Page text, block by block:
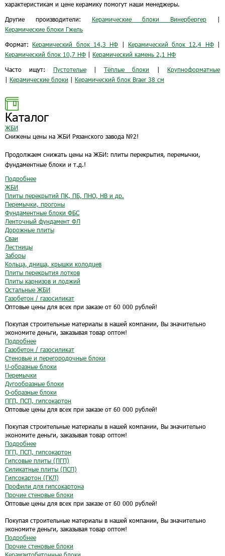
характеристикам и цене керамику помогут наши менеджеры.
Другие производители: Керамические блоки Винербергер
Керамические блоки Гжель
Формат:Керамический блок 14,3 НФ Керамический блок 12,4 НФ|
Керамический блок 10,7 НФ
Керамический камень 2,1 НФ
Часто ищут: Пустотелые|Тёплые блоки |Крупноформатные
Керамические блоки Керамический блок Braer 38 см
Каталог
ЖБИ
Снижены цены на ЖБИ Рязанского завода №2!
Продолжаем снижать цены на ЖБИ: плиты перекрытия, перемычки,
фундаментные блоки и т.д.!
Подробнее
ЖБИ
Плиты перекрытий ПК, ПБ, ПНО, НВ и др.
Перемычки, прогоны
Фундаментные блоки ФБС
Ленточный фундамент ФЛ
Дорожные плиты
Сваи
Лестницы
Заборы
Кольца, днища, крышки колодцев
Плиты перекрытия лотков
Плиты карнизов и лоджий
Остальные ЖБИ
Газобетон / газосиликат
Оптовые цены для всех при заказе от 60 000 рублей!
Покупая строительные материалы в нашей компании, Вы значительно
экономите деньги, заказывая товар оптом!
Подробнее
Газобетон / газосиликат
Стеновые и перегородочные блоки
U-образные блоки
Перемычки
Дугообразные блоки
O-образные блоки
ПГП, ПСП, гипсокартон
Оптовые цены для всех при заказе от 60 000 рублей!
Покупая строительные материалы в нашей компании, Вы значительно
экономите деньги, заказывая товар оптом!
Подробнее
ПГП, ПСП, гипсокартон
Гипсовые плиты (ПГП)
Силикатные плиты (ПСП)
Гипсокартон (ГКЛ)
Профили для гипсокартона
Прочие стеновые блоки
Оптовые цены для всех при заказе от 60 000 рублей!
Покупая строительные материалы в нашей компании, Вы значительно
экономите деньги, заказывая товар оптом!
Подробнее
Прочие стеновые блоки